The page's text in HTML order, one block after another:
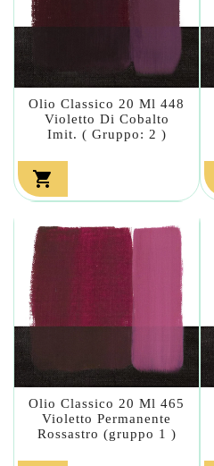
Olio Classico 20 Ml 448
Violetto Di Cobalto
Imit. ( Gruppo: 2 )

Olio Classico 20 Ml 465
Violetto Permanente
Rossastro (gruppo 1 )